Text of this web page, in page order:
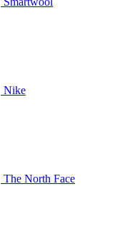
Nike
The North Face